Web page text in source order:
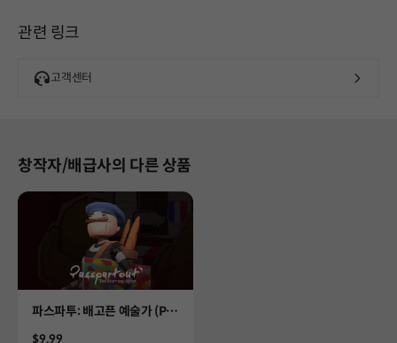
관련 링크
고객센터
창작자/배급사의 다른 상품
Product
파스파투: 배고픈 예술가 (Pas
Price
$9.99